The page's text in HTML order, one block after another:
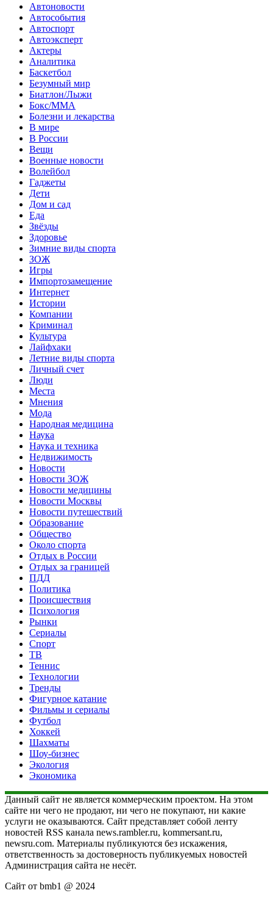
Автоновости
Автособытия
Автоспорт
Автоэксперт
Актеры
Аналитика
Баскетбол
Безумный мир
Биатлон/Лыжи
Бокс/MMA
Болезни и лекарства
В мире
В России
Вещи
Военные новости
Волейбол
Гаджеты
Дети
Дом и сад
Еда
Звёзды
Здоровье
Зимние виды спорта
ЗОЖ
Игры
Импортозамещение
Интернет
Истории
Компании
Криминал
Культура
Лайфхаки
Летние виды спорта
Личный счет
Люди
Места
Мнения
Мода
Народная медицина
Наука
Наука и техника
Недвижимость
Новости
Новости ЗОЖ
Новости медицины
Новости Москвы
Новости путешествий
Образование
Общество
Около спорта
Отдых в России
Отдых за границей
ПДД
Политика
Происшествия
Психология
Рынки
Сериалы
Спорт
ТВ
Теннис
Технологии
Тренды
Фигурное катание
Фильмы и сериалы
Футбол
Хоккей
Шахматы
Шоу-бизнес
Экология
Экономика
Данный сайт не является коммерческим проектом. На этом
сайте ни чего не продают, ни чего не покупают, ни какие
услуги не оказываются. Сайт представляет собой ленту
новостей RSS канала news.rambler.ru, kommersant.ru,
newsru.com. Материалы публикуются без искажения,
ответственность за достоверность публикуемых новостей
Администрация сайта не несёт.
Сайт от bmb1 @ 2024